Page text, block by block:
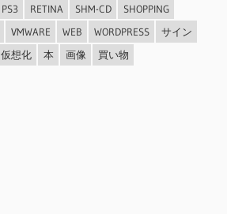
PS3 RETINA SHM-CD
SHOPPING
VMWARE WEB WORDPRESS
サイン
仮想化 本 画像 買い物